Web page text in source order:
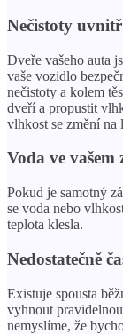
Nečistoty
Dveře vašeho auta
vaše vozidlo
nečistoty a kolem
dveří a propustit
vlhkost se změní na
Voda ve vašem
Pokud je samotný
se voda nebo
teplota klesla.
Nedostatečně
Existuje spousta
vyhnout
nemyslíme, že